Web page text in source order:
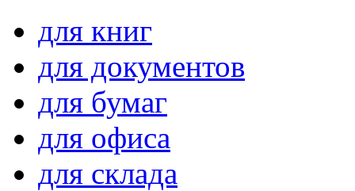
для книг
для документов
для бумаг
для офиса
для склада